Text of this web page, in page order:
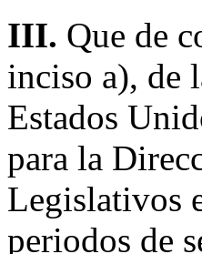
III. Que de
inciso a), de
Estados
para la
Legislativos
periodos de